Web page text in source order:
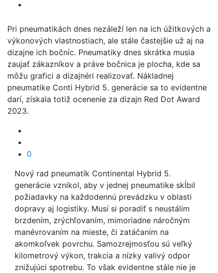
Pri pneumatikách dnes nezáleží len na ich úžitkových a
výkonových vlastnostiach, ale stále častejšie už aj na
dizajne ich bočníc. Pneumatiky dnes skrátka musia
zaujať zákazníkov a práve bočnica je plocha, kde sa
môžu grafici a dizajnéri realizovať. Nákladnej
pneumatike Conti Hybrid 5. generácie sa to evidentne
darí, získala totiž ocenenie za dizajn Red Dot Award
2023.
0
Nový rad pneumatík Continental Hybrid 5.
generácie vznikol, aby v jednej pneumatike skĺbil
požiadavky na každodennú prevádzku v oblasti
dopravy aj logistiky. Musí si poradiť s neustálim
brzdením, zrýchľovaním, mimoriadne náročným
manévrovaním na mieste, či zatáčaním na
akomkoľvek povrchu. Samozrejmosťou sú veľký
kilometrový výkon, trakcia a nízky valivý odpor
znižujúci spotrebu. To však evidentne stále nie je